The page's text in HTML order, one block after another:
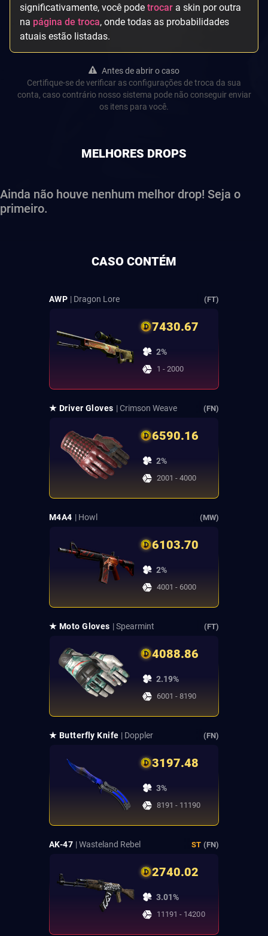
significativamente, você pode trocar a skin por outra
na página de troca, onde todas as probabilidades
atuais estão listadas.
Antes de abrir o caso
Certifique-se de verificar as configurações de troca da sua
conta, caso contrário nosso sistema pode não conseguir enviar
os itens para você.
MELHORES DROPS
Ainda não houve nenhum melhor drop! Seja o
primeiro.
CASO CONTÉM
AWP | Dragon Lore (FT)
7430.67
2%
1 - 2000
★ Driver Gloves | Crimson Weave (FN)
6590.16
2%
2001 - 4000
M4A4 | Howl (MW)
6103.70
2%
4001 - 6000
★ Moto Gloves | Spearmint (FT)
4088.86
2.19%
6001 - 8190
★ Butterfly Knife | Doppler (FN)
3197.48
3%
8191 - 11190
AK-47 | Wasteland Rebel ST (FN)
2740.02
3.01%
11191 - 14200